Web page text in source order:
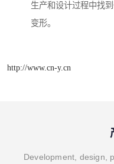
生产和设计过程中找
变形。
http://www.cn-y.cn
Development, design,